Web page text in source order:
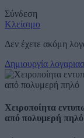
Σύνδεση
Κλείσιμο
Δεν έχετε ακόμη
Δημιουργία
Χειροποίητα
από πολυμερή πηλό